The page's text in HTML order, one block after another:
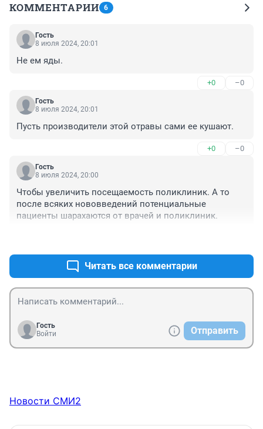
КОММЕНТАРИИ 6
Гость
8 июля 2024, 20:01
Не ем яды.
+0 –0
Гость
8 июля 2024, 20:01
Пусть производители этой отравы сами ее кушают.
+0 –0
Гость
8 июля 2024, 20:00
Чтобы увеличить посещаемость поликлиник. А то
после всяких нововведений потенциальные
пациенты шарахаются от врачей и поликлиник.
Читать все комментарии
Гость
Войти
Отправить
Новости СМИ2